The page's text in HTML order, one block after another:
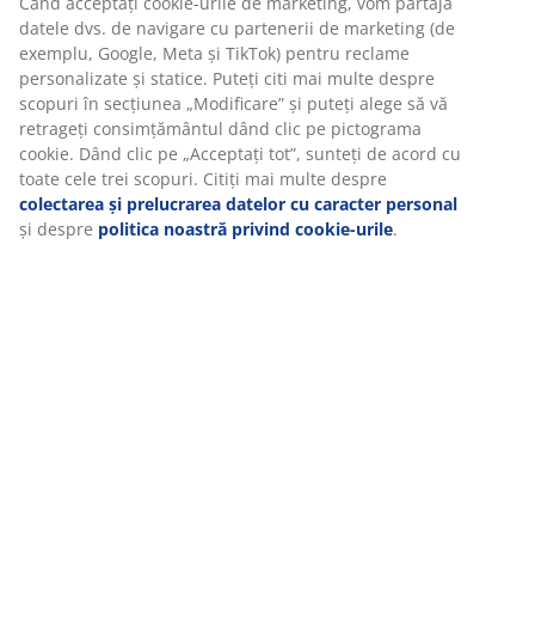
Unitate de stoc: 3392332
Specificații
Recenzii
asigura o experiență plăcută atunci când vizitați site-ul
nostru web. Cookie-urile colectează informații despre dvs.
pentru a securiza funcționalitatea, statisticile și setările
relevante de marketing.
Când acceptați cookie-urile de marketing, vom partaja
datele dvs. de navigare cu partenerii de marketing (de
exemplu, Google, Meta și TikTok) pentru reclame
personalizate și statice. Puteți citi mai multe despre scopuri
în secțiunea „Modificare” și puteți alege să vă retrageți